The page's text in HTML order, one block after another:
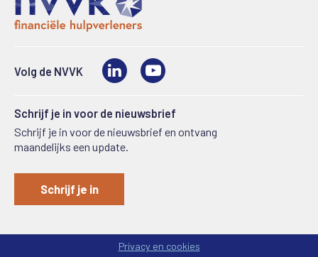
Volg de NVVK LinkedIn
Schrijf je in voor de nieuwsbrief
Schrijf je in voor de nieuwsbrief en ontvang
maandelijks een update.
Schrijf je in
Privacy en cookies